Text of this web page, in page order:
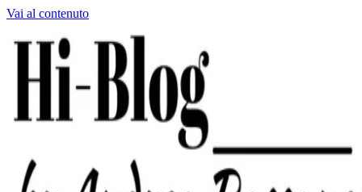
Vai al contenuto